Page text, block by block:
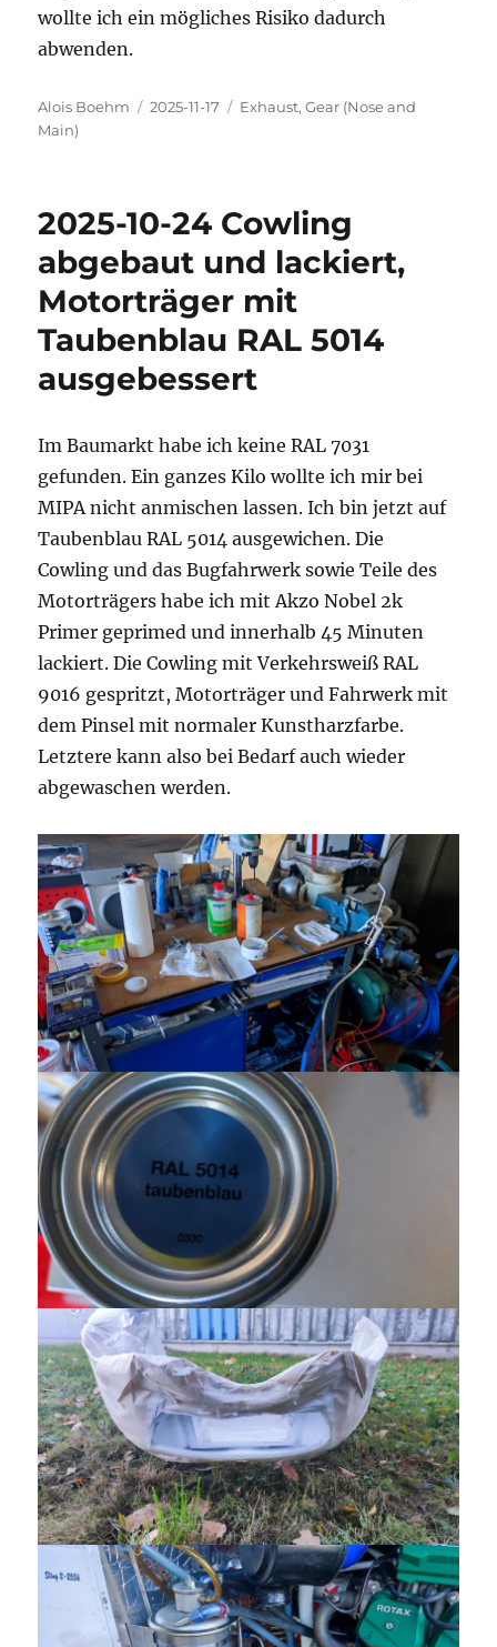
wollte ich ein mögliches Risiko dadurch
abwenden.
Autor
Alois Boehm
Veröffentlicht
2025-11-17 Kategorien
Exhaust,Gear (Nose and
Main)
2025-10-24 Cowling
abgebaut und lackiert,
Motorträger mit
Taubenblau RAL 5014
ausgebessert
Im Baumarkt habe ich keine RAL 7031
gefunden. Ein ganzes Kilo wollte ich mir bei
MIPA nicht anmischen lassen. Ich bin jetzt auf
Taubenblau RAL 5014 ausgewichen. Die
Cowling und das Bugfahrwerk sowie Teile des
Motorträgers habe ich mit Akzo Nobel 2k
Primer geprimed und innerhalb 45 Minuten
lackiert. Die Cowling mit Verkehrsweiß RAL
9016 gespritzt, Motorträger und Fahrwerk mit
dem Pinsel mit normaler Kunstharzfarbe.
Letztere kann also bei Bedarf auch wieder
abgewaschen werden.